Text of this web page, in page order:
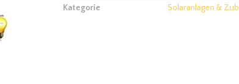
Kategorie
Solaranlagen &